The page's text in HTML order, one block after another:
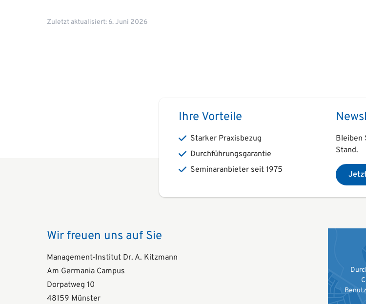
Zuletzt aktualisiert: 6. Juni 2026
Ihre Vorteile
Starker Praxisbezug
Durchführungsgarantie
Seminaranbieter seit 1975
Bleiben
Stand.
Wir freuen uns auf Sie
Management-Institut Dr. A. Kitzmann
Am Germania Campus
Dorpatweg 10
48159 Münster